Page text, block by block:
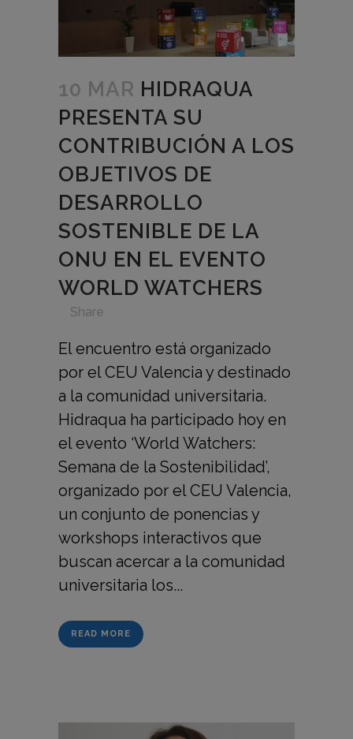
10 MAR HIDRAQUA
PRESENTA SU
CONTRIBUCIÓN A LOS
OBJETIVOS DE
DESARROLLO
SOSTENIBLE DE LA
ONU EN EL EVENTO
WORLD WATCHERS
Share
El encuentro está organizado
por el CEU Valencia y destinado
a la comunidad universitaria.
Hidraqua ha participado hoy en
el evento ‘World Watchers:
Semana de la Sostenibilidad’,
organizado por el CEU Valencia,
un conjunto de ponencias y
workshops interactivos que
buscan acercar a la comunidad
universitaria los...
READ MORE